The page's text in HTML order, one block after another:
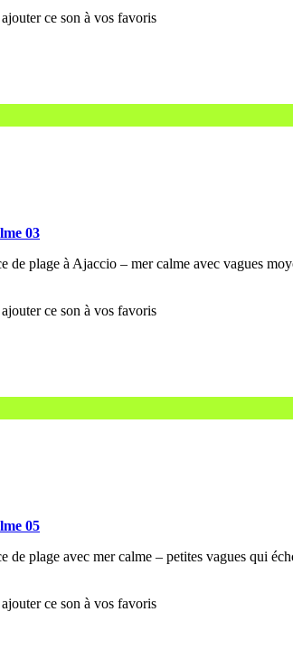
03
de plage à Ajaccio – mer calme avec vagues
05
de plage avec mer calme – petites vagues qui